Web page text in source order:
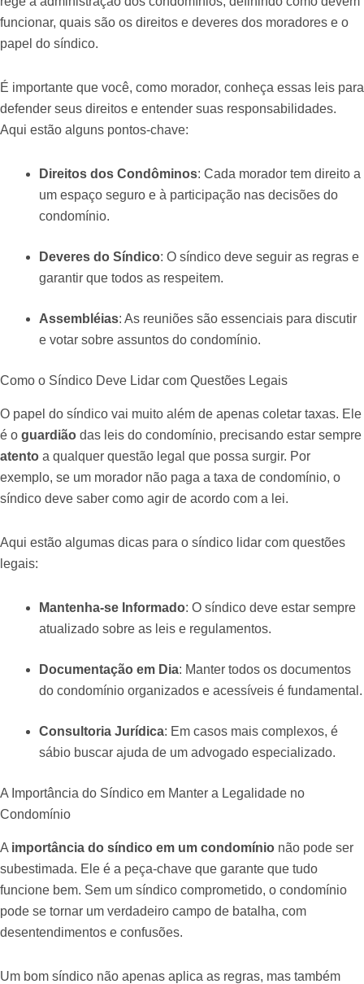
funcionar, quais são os direitos e deveres dos moradores e o
papel do síndico.
É importante que você, como morador, conheça essas leis para
defender seus direitos e entender suas responsabilidades.
Aqui estão alguns pontos-chave:
Direitos dos Condôminos: Cada morador tem direito a
um espaço seguro e à participação nas decisões do
condomínio.
Deveres do Síndico: O síndico deve seguir as regras e
garantir que todos as respeitem.
Assembléias: As reuniões são essenciais para discutir
e votar sobre assuntos do condomínio.
Como o Síndico Deve Lidar com Questões Legais
O papel do síndico vai muito além de apenas coletar taxas. Ele
é o guardião das leis do condomínio, precisando estar sempre
atento a qualquer questão legal que possa surgir. Por
exemplo, se um morador não paga a taxa de condomínio, o
síndico deve saber como agir de acordo com a lei.
Aqui estão algumas dicas para o síndico lidar com questões
legais:
Mantenha-se Informado: O síndico deve estar sempre
atualizado sobre as leis e regulamentos.
Documentação em Dia: Manter todos os documentos
do condomínio organizados e acessíveis é fundamental.
Consultoria Jurídica: Em casos mais complexos, é
sábio buscar ajuda de um advogado especializado.
A Importância do Síndico em Manter a Legalidade no
Condomínio
A importância do síndico em um condomínio não pode ser
subestimada. Ele é a peça-chave que garante que tudo
funcione bem. Sem um síndico comprometido, o condomínio
pode se tornar um verdadeiro campo de batalha, com
desentendimentos e confusões.
Um bom síndico não apenas aplica as regras, mas também